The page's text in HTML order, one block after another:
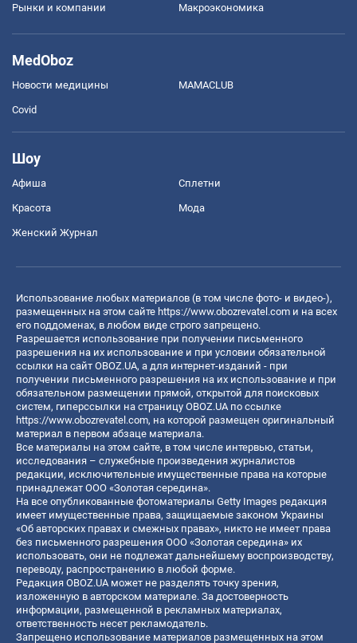
Рынки и компании Mакроэкономика
MedOboz
Новости медицины MAMACLUB
Covid
Шоу
Афиша Сплетни
Красота Мода
Женский Журнал
Использование любых материалов (в том числе фото- и видео-),
размещенных на этом сайте https://www.obozrevatel.com и на всех
его поддоменах, в любом виде строго запрещено.
Разрешается использование при получении письменного
разрешения на их использование и при условии обязательной
ссылки на сайт OBOZ.UA, а для интернет-изданий - при
получении письменного разрешения на их использование и при
обязательном размещении прямой, открытой для поисковых
систем, гиперссылки на страницу OBOZ.UA по ссылке
https://www.obozrevatel.com, на которой размещен оригинальный
материал в первом абзаце материала.
Все материалы на этом сайте, в том числе интервью, статьи,
исследования – служебные произведения журналистов
редакции, исключительные имущественные права на которые
принадлежат ООО «Золотая середина».
На все опубликованные фотоматериалы Getty Images редакция
имеет имущественные права, защищаемые законом Украины
«Об авторских правах и смежных правах», никто не имеет права
без письменного разрешения ООО «Золотая середина» их
использовать, они не подлежат дальнейшему воспроизводству,
переводу, распространению в любой форме.
Редакция OBOZ.UA может не разделять точку зрения,
изложенную в авторском материале. За достоверность
информации, размещенной в рекламных материалах,
ответственность несет рекламодатель.
Запрещено использование материалов размещенных на этом